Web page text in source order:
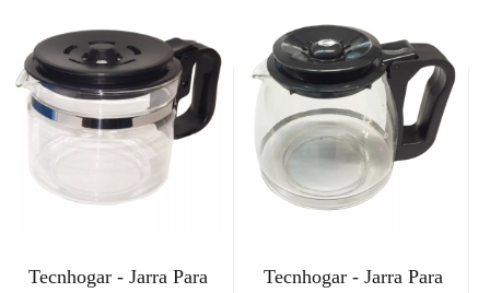
Tecnhogar - Jarra Para
Tecnhogar - Jarra Para